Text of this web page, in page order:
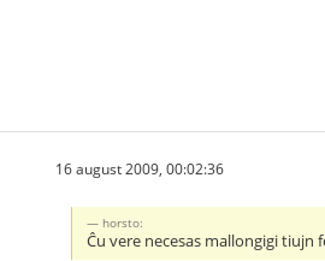
16 august 2009, 00:02:36
horsto:
Ĉu vere necesas mallongigi tiujn